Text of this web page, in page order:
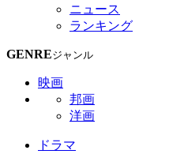
ニュース
ランキング
GENREジャンル
映画
邦画
洋画
ドラマ